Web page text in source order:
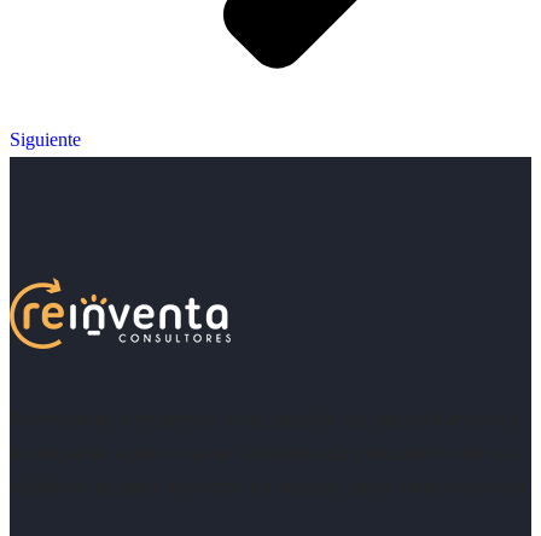
Siguiente